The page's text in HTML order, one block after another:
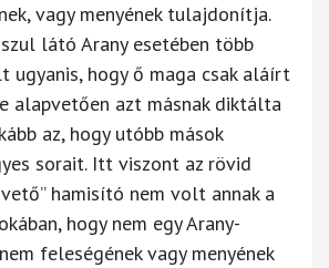
vagy menyének tulajdonítja.
látó Arany esetében több
ugyanis, hogy ő maga csak aláírt
alapvetően azt másnak diktálta
az, hogy utóbb mások
sorait. Itt viszont az rövid
hamisító nem volt annak a
hogy nem egy Arany-
feleségének vagy menyének